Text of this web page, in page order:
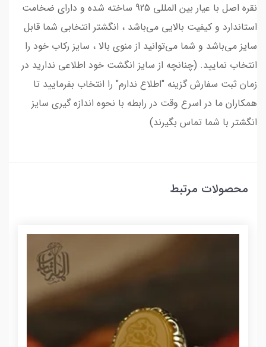
نقره اصل با عیار بین المللی 925 ساخته شده و دارای ضخامت
استاندارد و کیفیت بالایی می‌باشد ، انگشتر انتخابی شما قابل
سایز می‌باشد و شما می‌توانید از منوی بالا ، سایز رکاب خود را
انتخاب نمایید. (چنانچه از سایز انگشت خود اطلاعی ندارید در
زمان ثبت سفارش گزینه "اطلاع ندارم" را انتخاب بفرمایید تا
همکاران ما در اسرع وقت در رابطه با نحوه اندازه گیری سایز
انگشتر با شما تماس بگیرند)
محصولات مرتبط